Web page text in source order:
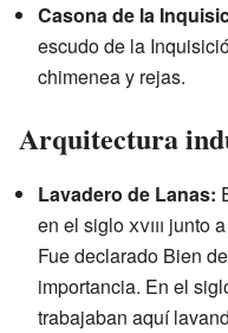
Casona de la
escudo de la
chimenea y rejas.
Arquitectura
Lavadero de Lanas:
en el sigloxviii junto
Fue declarado Bien
importancia. En el
trabajaban aquí